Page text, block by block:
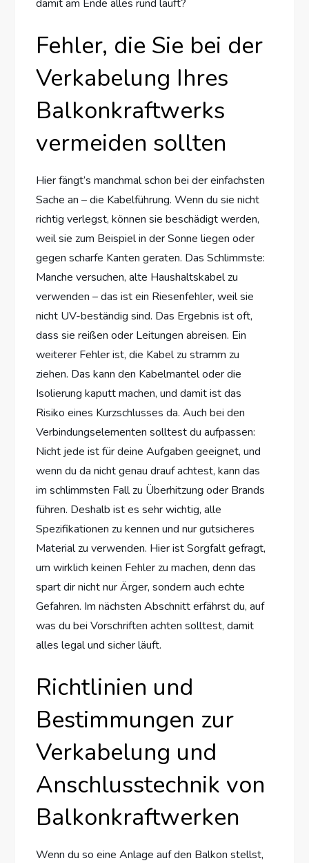
damit am Ende alles rund läuft?
Fehler, die Sie bei der
Verkabelung Ihres
Balkonkraftwerks
vermeiden sollten
Hier fängt’s manchmal schon bei der einfachsten
Sache an – die Kabelführung. Wenn du sie nicht
richtig verlegst, können sie beschädigt werden,
weil sie zum Beispiel in der Sonne liegen oder
gegen scharfe Kanten geraten. Das Schlimmste:
Manche versuchen, alte Haushaltskabel zu
verwenden – das ist ein Riesenfehler, weil sie
nicht UV-beständig sind. Das Ergebnis ist oft,
dass sie reißen oder Leitungen abreisen. Ein
weiterer Fehler ist, die Kabel zu stramm zu
ziehen. Das kann den Kabelmantel oder die
Isolierung kaputt machen, und damit ist das
Risiko eines Kurzschlusses da. Auch bei den
Verbindungselementen solltest du aufpassen:
Nicht jede ist für deine Aufgaben geeignet, und
wenn du da nicht genau drauf achtest, kann das
im schlimmsten Fall zu Überhitzung oder Brands
führen. Deshalb ist es sehr wichtig, alle
Spezifikationen zu kennen und nur gutsicheres
Material zu verwenden. Hier ist Sorgfalt gefragt,
um wirklich keinen Fehler zu machen, denn das
spart dir nicht nur Ärger, sondern auch echte
Gefahren. Im nächsten Abschnitt erfährst du, auf
was du bei Vorschriften achten solltest, damit
alles legal und sicher läuft.
Richtlinien und
Bestimmungen zur
Verkabelung und
Anschlusstechnik von
Balkonkraftwerken
Wenn du so eine Anlage auf den Balkon stellst,